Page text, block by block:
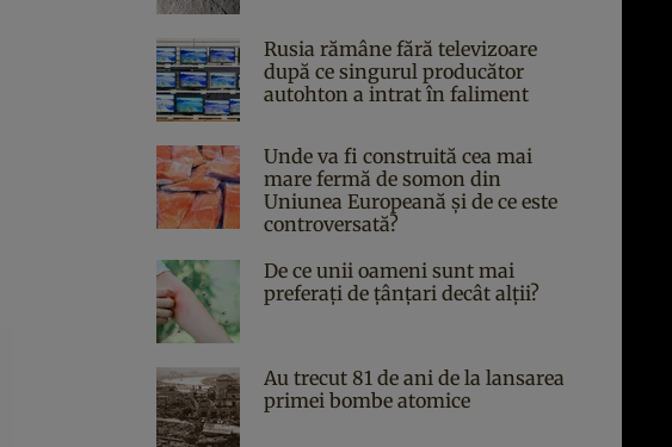
Rusia rămâne fără televizoare
după ce singurul producător
autohton a intrat în faliment
Unde va fi construită cea mai
mare fermă de somon din
Uniunea Europeană și de ce este
controversată?
De ce unii oameni sunt mai
preferați de țânțari decât alții?
Au trecut 81 de ani de la lansarea
primei bombe atomice